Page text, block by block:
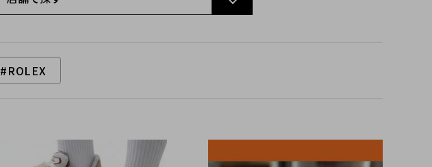
#ROLEX